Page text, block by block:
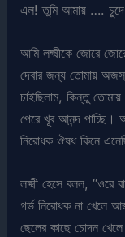
এল! তুমি আমায় …. চুদে
আমি লক্ষ্মীকে জোরে
দেবার জন্য তোমায়
চাইছিলাম, কিন্তু
পেরে খূব আনন্দ পাচ্ছি।
নিরোধক ঔষধ কিনে
লক্ষ্মী হেসে বলল, “ওরে
গর্ভ নিরোধক না খেলে
ছেলের কাছে চোদন